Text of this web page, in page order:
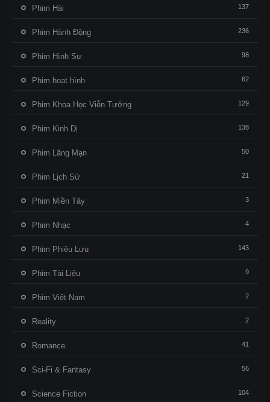
Phim Hài 137
Phim Hành Động 236
Phim Hình Sự 98
Phim hoạt hình 62
Phim Khoa Học Viễn Tưởng 129
Phim Kinh Dị 138
Phim Lãng Mạn 50
Phim Lịch Sử 21
Phim Miền Tây 3
Phim Nhạc 4
Phim Phiêu Lưu 143
Phim Tài Liệu 9
Phim Việt Nam 2
Reality 2
Romance 41
Sci-Fi & Fantasy 56
Science Fiction 104